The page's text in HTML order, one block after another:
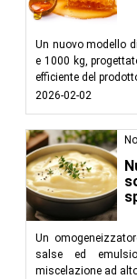
Un nuovo modello
e 1000 kg,
efficiente del
2026-02-02
Un
salse ed
miscelazione ad